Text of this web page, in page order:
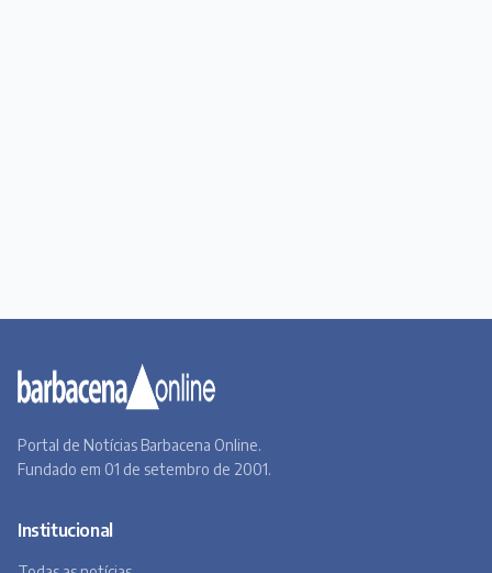
Portal de Notícias Barbacena Online.
Fundado em 01 de setembro de 2001.
Institucional